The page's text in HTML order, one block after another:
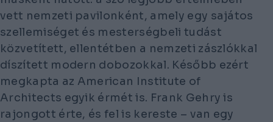
vett nemzeti pavilonként, amely egy sajátos
szellemiséget és mesterségbeli tudást
közvetített, ellentétben a nemzeti zászlókkal
díszített modern dobozokkal. Később ezért
megkapta az American Institute of
Architects egyik érmét is. Frank Gehry is
rajongott érte, és fel is kereste – van egy